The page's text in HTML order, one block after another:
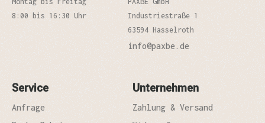
8:00 bis 16:30 Uhr
Industriestraße 1
63594 Hasselroth
info@paxbe.de
Service
Anfrage
Unternehmen
Zahlung & Versand